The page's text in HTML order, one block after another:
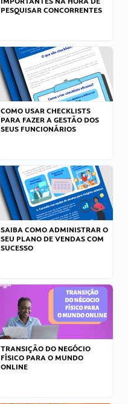
PESQUISAR CONCORRENTES
COMO USAR CHECKLISTS
PARA FAZER A GESTÃO DOS
SEUS FUNCIONÁRIOS
SAIBA COMO ADMINISTRAR O
SEU PLANO DE VENDAS COM
SUCESSO
TRANSIÇÃO DO NEGÓCIO
FÍSICO PARA O MUNDO
ONLINE